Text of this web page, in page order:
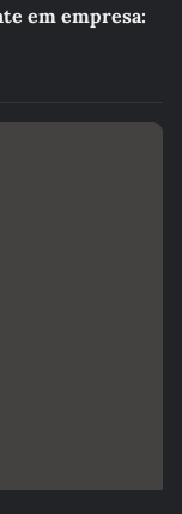
em empresa: